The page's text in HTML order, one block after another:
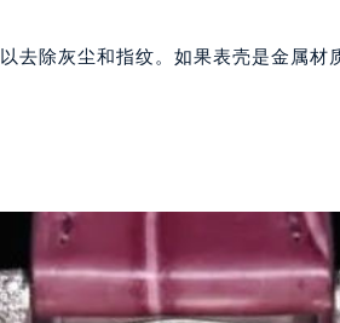
去除灰尘和指纹。如果表壳是金属材